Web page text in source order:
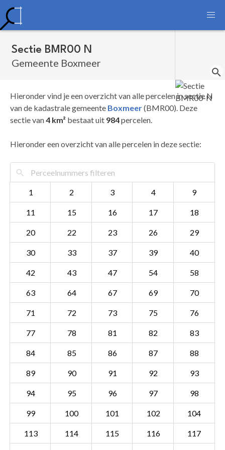
Sectie BMR00 N
Gemeente Boxmeer
Hieronder vind je een overzicht van alle percelen in sectie N
van de kadastrale gemeente Boxmeer(BMR00). Deze
sectie van4 km² bestaat uit 984percelen.
Hieronder een overzicht van alle percelen in deze sectie:
1 2 3 4 9
11 15 16 17 18
20 22 23 26 29
30 33 37 39 40
42 43 47 54 58
63 64 67 69 70
71 72 73 75 76
77 78 81 82 83
84 85 86 87 88
89 90 91 92 93
94 95 96 97 98
99 100 101 102 104
113 114 115 116 117
Sectie BMR00 N
Gemeente Boxmeer
Details